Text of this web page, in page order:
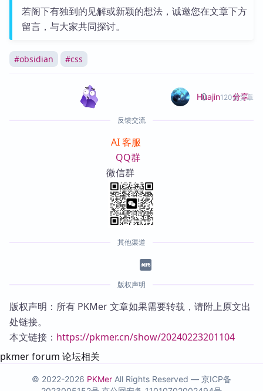
若阁下有独到的见解或新颖的想法，诚邀您在文章下方
留言，与大家共同探讨。
#obsidian #css
Huajin120篇文章
0 0 分享
反馈交流
AI 客服
QQ群
微信群
其他渠道
版权声明
版权声明：所有 PKMer 文章如果需要转载，请附上原文出
处链接。
本文链接： https://pkmer.cn/show/20240223201104
pkmer forum 论坛相关
© 2022-2026 PKMer All Rights Reserved — 京ICP备